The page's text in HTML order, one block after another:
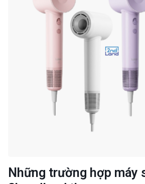
Những trường hợp máy